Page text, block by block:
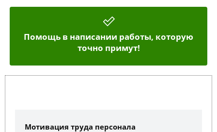
Помощь в написании работы, которую
точно примут!
Мотивация труда персонала